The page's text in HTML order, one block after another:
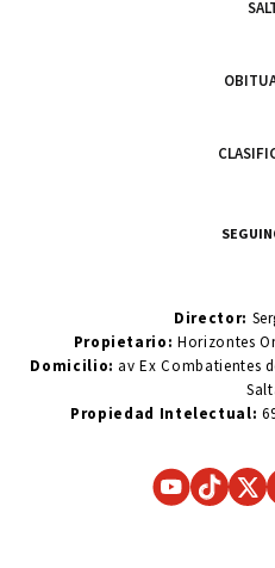
Director:
Propietario:Horizontes
Domicilio: av Ex Combatientes
Propiedad Intelectual: